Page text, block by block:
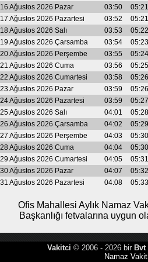
16 Ağustos 2026 Pazar
03:50 05:21
17 Ağustos 2026 Pazartesi
03:52 05:21
18 Ağustos 2026 Salı
03:53 05:22
19 Ağustos 2026 Çarsamba
03:54 05:23
20 Ağustos 2026 Perşembe
03:55 05:24
21 Ağustos 2026 Cuma
03:56 05:25
22 Ağustos 2026 Cumartesi
03:58 05:26
23 Ağustos 2026 Pazar
03:59 05:26
24 Ağustos 2026 Pazartesi
03:59 05:27
25 Ağustos 2026 Salı
04:01 05:28
26 Ağustos 2026 Çarsamba
04:02 05:29
27 Ağustos 2026 Perşembe
04:03 05:30
28 Ağustos 2026 Cuma
04:04 05:30
29 Ağustos 2026 Cumartesi
04:05 05:31
30 Ağustos 2026 Pazar
04:07 05:32
31 Ağustos 2026 Pazartesi
04:08 05:33
Ofis Mahallesi Aylık Namaz
Başkanlığı fetvalarına uygun
Vakitci © 2006 - 2026 bir
Namaz